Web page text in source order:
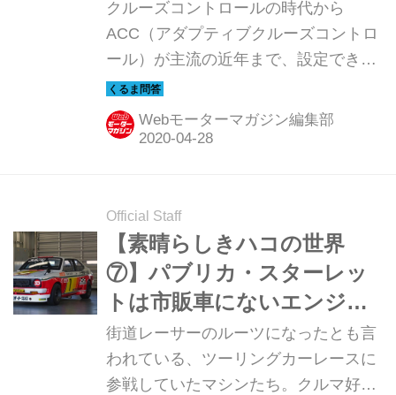
ールの上限が115km／hだっ
たワケ
クルーズコントロールの時代から
ACC（アダプティブクルーズコントロ
ール）が主流の近年まで、設定できる
速度上限は約115km／hだった。スピ
ード違反となってしまう速度に、なぜ
設定できたのだろうか。
Webモーターマガジン編集部
Official Staff
【素晴らしきハコの世界
⑦】パブリカ・スターレッ
トは市販車にないエンジン
を搭載して必勝を期した
街道レーサーのルーツになったとも言
われている、ツーリングカーレースに
参戦していたマシンたち。クルマ好き